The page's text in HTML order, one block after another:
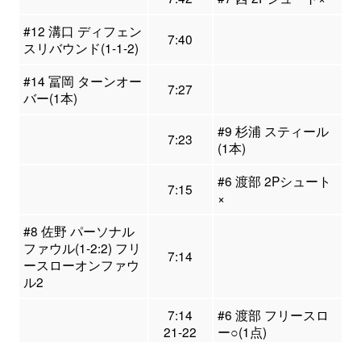
#12 溝口 ディフェン
スリバウンド(1-1-2)
7:40
#14 冨岡 ターンオー
バー(1本)
7:27
7:23
#9 杉浦 スティール
(1本)
7:15
#6 渡部 2Pシュート
×
#8 佐野 パーソナル
ファウル(1-2:2) フリ
ースローオンファウ
ル2
7:14
7:14
21-22
#6 渡部 フリースロ
ー○(1点)